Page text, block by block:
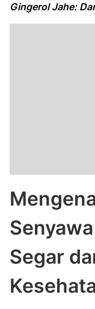
Gingerol Jahe:
Segar